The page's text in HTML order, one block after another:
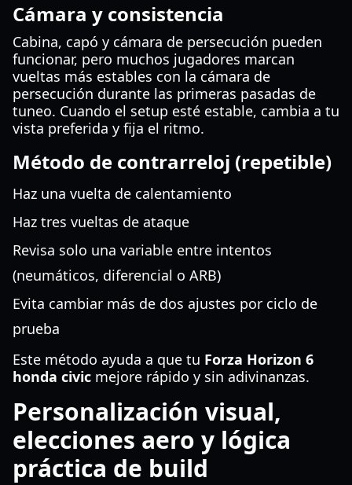
Cámara y consistencia
Cabina, capó y cámara de persecución pueden
funcionar, pero muchos jugadores marcan
vueltas más estables con la cámara de
persecución durante las primeras pasadas de
tuneo. Cuando el setup esté estable, cambia a tu
vista preferida y fija el ritmo.
Método de contrarreloj (repetible)
Haz una vuelta de calentamiento
Haz tres vueltas de ataque
Revisa solo una variable entre intentos
(neumáticos, diferencial o ARB)
Evita cambiar más de dos ajustes por ciclo de
prueba
Este método ayuda a que tu Forza Horizon 6
honda civic mejore rápido y sin adivinanzas.
Personalización visual,
elecciones aero y lógica
práctica de build